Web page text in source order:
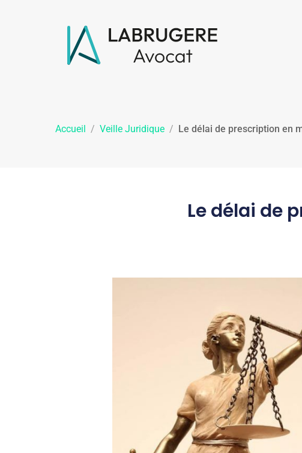
Accueil / Veille Juridique / Le délai de prescription en
Le délai de